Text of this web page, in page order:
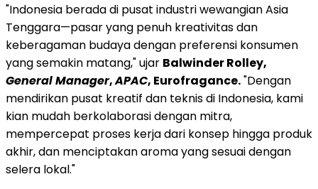
"Indonesia berada di pusat industri wewangian Asia
Tenggara—pasar yang penuh kreativitas dan
keberagaman budaya dengan preferensi konsumen
yang semakin matang," ujar Balwinder Rolley,
General Manager,APAC, Eurofragance."Dengan
mendirikan pusat kreatif dan teknis di Indonesia, kami
kian mudah berkolaborasi dengan mitra,
mempercepat proses kerja dari konsep hingga produk
akhir, dan menciptakan aroma yang sesuai dengan
selera lokal."